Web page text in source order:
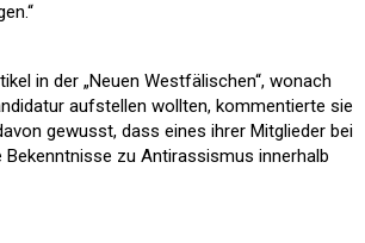
in der „Neuen Westfälischen“, wonach
aufstellen wollten, kommentierte sie
gewusst, dass eines ihrer Mitglieder bei
zu Antirassismus innerhalb